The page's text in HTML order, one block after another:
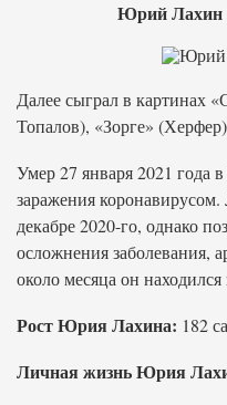
Юрий Лахин
Далее сыграл в картинах
Топалов), «Зорге»
Умер 27 января 2021 года
заражения
декабре 2020-го, однако
осложнения заболевания,
около месяца он
Рост Юрия Лахина: 182
Личная жизнь Юрия